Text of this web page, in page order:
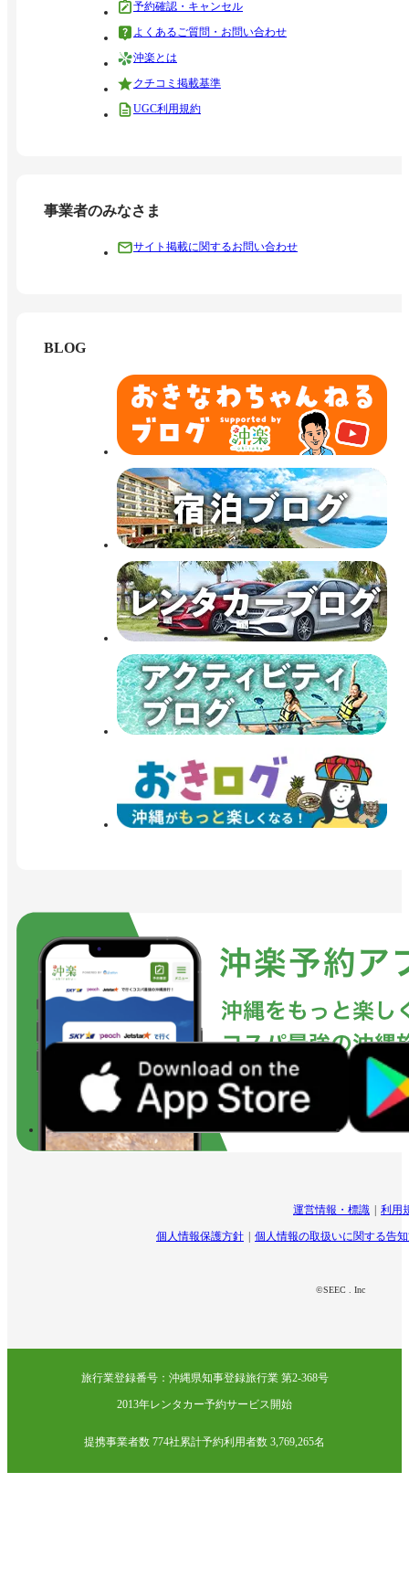
予約確認・キャンセル
よくあるご質問・お問い合わせ
沖楽とは
クチコミ掲載基準
UGC利用規約
事業者のみなさま
サイト掲載に関するお問い合わせ
BLOG
運営情報・標識 利用
個人情報保護方針 個人情報の取扱いに関する告
©SEEC . Inc
旅行業登録番号：沖縄県知事登録旅行業 第2-368号
2013年レンタカー予約サービス開始
提携事業者数 774社累計予約利用者数 3,769,265名